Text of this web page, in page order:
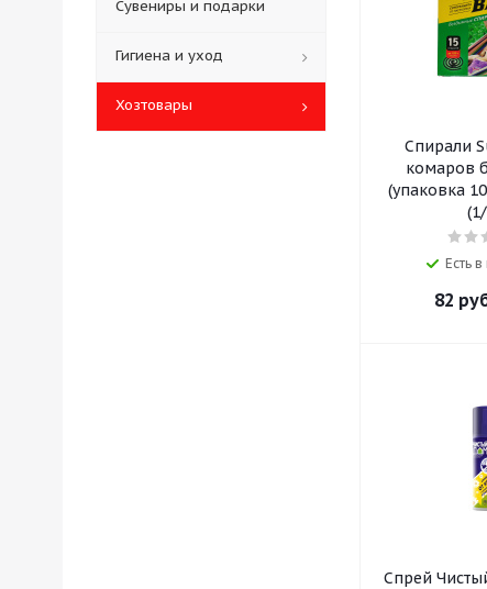
Спирали
комаров
(упаковка
Есть
82
Спрей
Сувениры и подарки
Гигиена и уход
Хозтовары